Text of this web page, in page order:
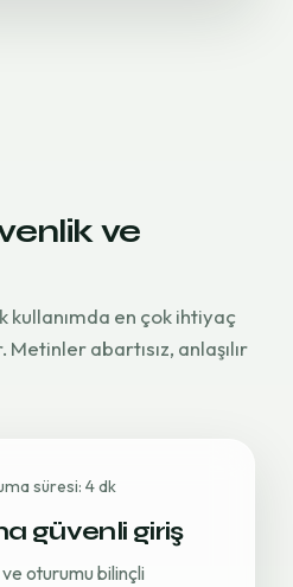
ve
kullanımda en çok ihtiyaç
abartısız, anlaşılır
süresi: 4 dk
güvenli giriş
oturumu bilinçli